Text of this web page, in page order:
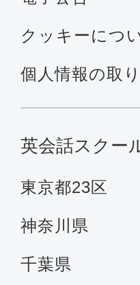
クッキーにつ
個人情報の取
英会話スクー
東京都23区
神奈川県
千葉県